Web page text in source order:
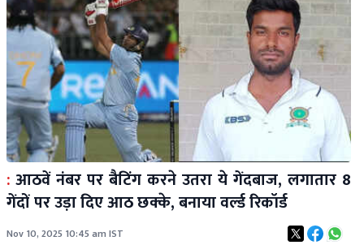
: आठवें नंबर पर बैटिंग करने उतरा ये गेंदबाज, लगातार 8
गेंदों पर उड़ा दिए आठ छक्के, बनाया वर्ल्ड रिकॉर्ड
Nov 10, 2025 10:45 am IST